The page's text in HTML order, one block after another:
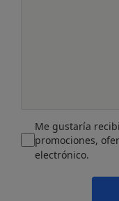
Me gustaría
promociones,
electrónico.